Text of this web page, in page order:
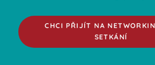
CHCI PŘIJÍT NA
SETKÁNÍ